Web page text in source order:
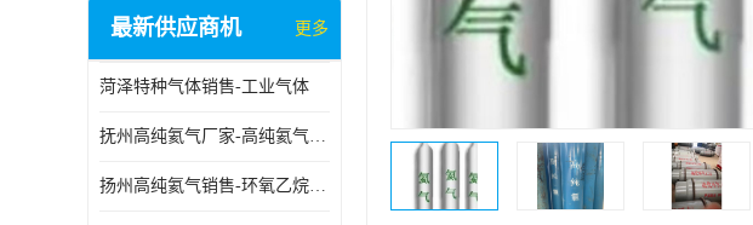
最新供应商机 更多
菏泽特种气体销售-工业气体
抚州高纯氦气厂家-高纯氦气标准气体
扬州高纯氦气销售-环氧乙烷灭菌剂